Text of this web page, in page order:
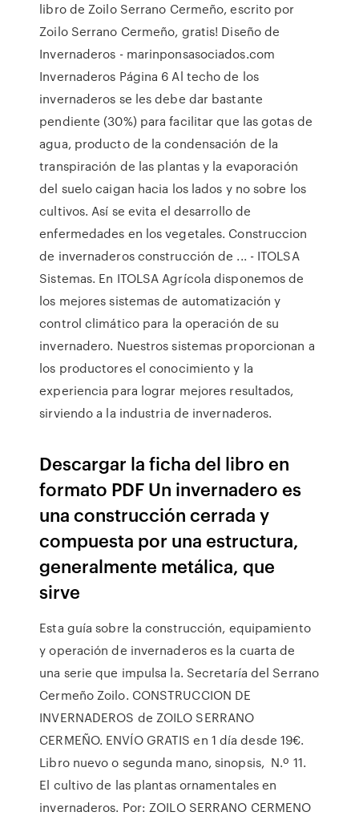
libro de Zoilo Serrano Cermeño, escrito por
Zoilo Serrano Cermeño, gratis! Diseño de
Invernaderos - marinponsasociados.com
Invernaderos Página 6 Al techo de los
invernaderos se les debe dar bastante
pendiente (30%) para facilitar que las gotas de
agua, producto de la condensación de la
transpiración de las plantas y la evaporación
del suelo caigan hacia los lados y no sobre los
cultivos. Así se evita el desarrollo de
enfermedades en los vegetales. Construccion
de invernaderos construcción de ... - ITOLSA
Sistemas. En ITOLSA Agrícola disponemos de
los mejores sistemas de automatización y
control climático para la operación de su
invernadero. Nuestros sistemas proporcionan a
los productores el conocimiento y la
experiencia para lograr mejores resultados,
sirviendo a la industria de invernaderos.
Descargar la ficha del libro en
formato PDF Un invernadero es
una construcción cerrada y
compuesta por una estructura,
generalmente metálica, que
sirve
Esta guía sobre la construcción, equipamiento
y operación de invernaderos es la cuarta de
una serie que impulsa la. Secretaría del Serrano
Cermeño Zoilo. CONSTRUCCION DE
INVERNADEROS de ZOILO SERRANO
CERMEÑO. ENVÍO GRATIS en 1 día desde 19€.
Libro nuevo o segunda mano, sinopsis, N.º 11.
El cultivo de las plantas ornamentales en
invernaderos. Por: ZOILO SERRANO CERMENO